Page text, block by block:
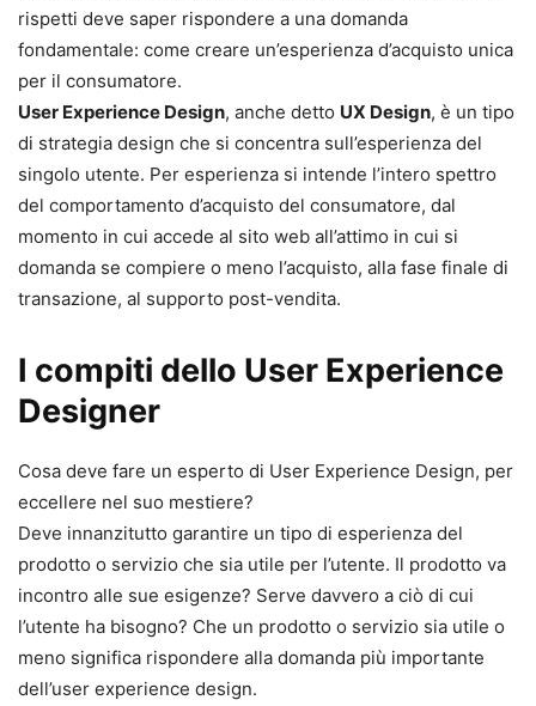
rispetti deve saper rispondere a una domanda
fondamentale: come creare un’esperienza d’acquisto unica
per il consumatore.
User Experience Design, anche detto UX Design, è un tipo
di strategia design che si concentra sull’esperienza del
singolo utente. Per esperienza si intende l’intero spettro
del comportamento d’acquisto del consumatore, dal
momento in cui accede al sito web all’attimo in cui si
domanda se compiere o meno l’acquisto, alla fase finale di
transazione, al supporto post-vendita.
I compiti dello User Experience
Designer
Cosa deve fare un esperto di User Experience Design, per
eccellere nel suo mestiere?
Deve innanzitutto garantire un tipo di esperienza del
prodotto o servizio che sia utile per l’utente. Il prodotto va
incontro alle sue esigenze? Serve davvero a ciò di cui
l’utente ha bisogno? Che un prodotto o servizio sia utile o
meno significa rispondere alla domanda più importante
dell’user experience design.